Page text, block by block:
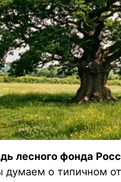
лесного фонда
думаем о типичном